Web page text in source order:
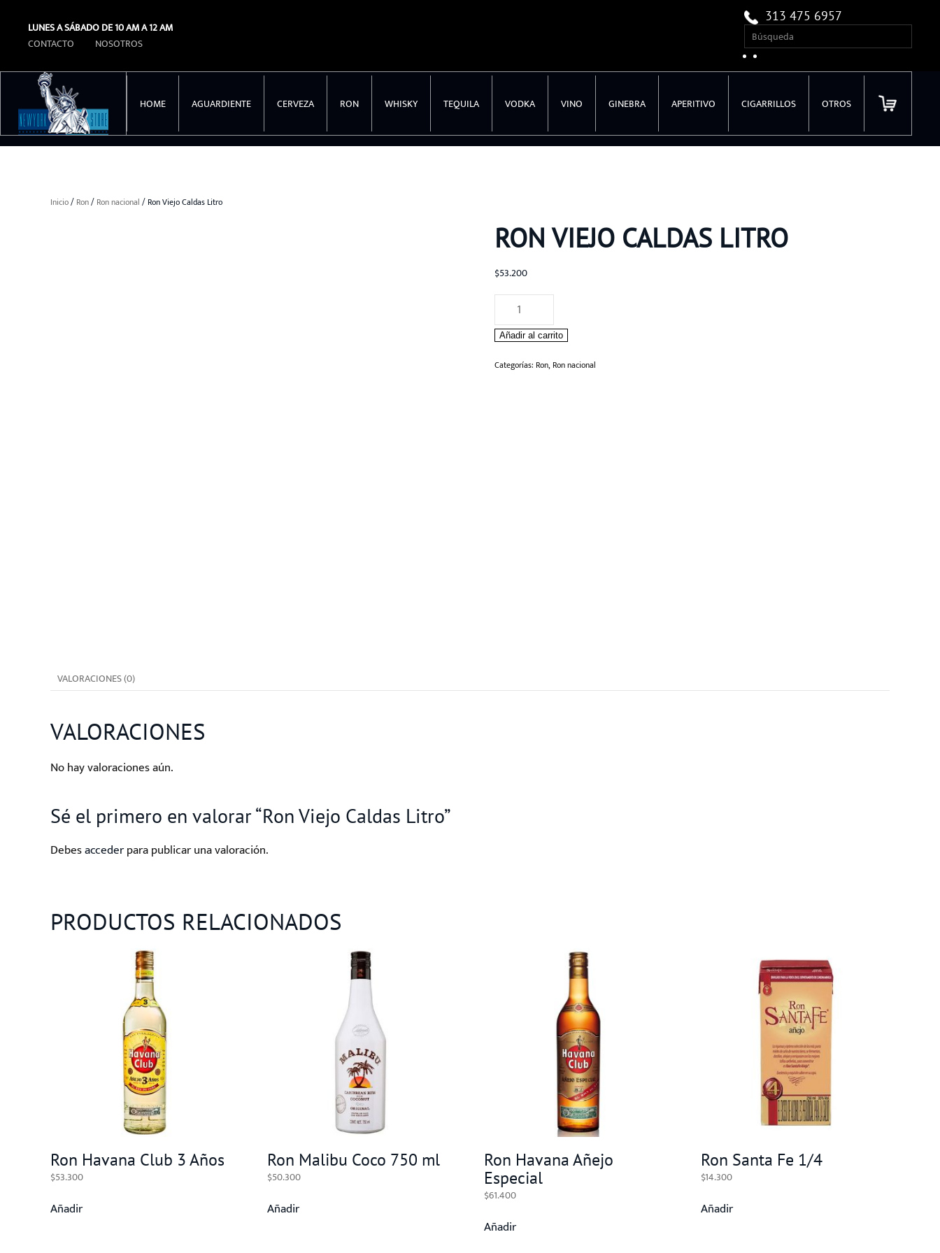
Ir al contenido principal
LUNES A SÁBADO DE 10 AM A 12 AM
CONTACTO
NOSOTROS
313 475 6957
HOME AGUARDIENTE CERVEZA RON WHISKY TEQUILA VODKA VINO GINEBRA APERITIVO CIGARRILLOS OTROS
Inicio/ Ron/ Ron nacional / Ron Viejo Caldas Litro
RON VIEJO CALDAS LITRO
$53.200
Viejo
Caldas
Litro
Añadir al carrito
Categorías: Ron, Ron nacional
VALORACIONES (0)
VALORACIONES
No hay valoraciones aún.
Sé el primero en valorar “Ron Viejo Caldas Litro”
Debesaccederpara publicar una valoración.
PRODUCTOS RELACIONADOS
Ron Havana Club 3 Años
$53.300
Añadir
Ron Malibu Coco 750 ml
$50.300
Añadir
Ron Havana Añejo
Especial
$61.400
Añadir
Ron Santa Fe 1/4
$14.300
Añadir